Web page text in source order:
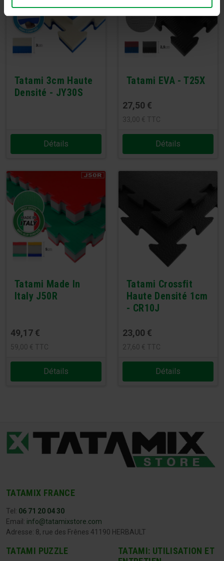
Tatami 3cm Haute
Densité - JY30S
Détails
Tatami EVA - T25X
27,50 €
33,00 € TTC
Détails
Tatami Made In
Italy J50R
49,17 €
59,00 € TTC
Détails
Tatami Crossfit
Haute Densité 1cm
- CR10J
23,00 €
27,60 € TTC
Détails
TATAMIX FRANCE
Tel: 06 71 20 04 30
Email: info@tatamixstore.com
Adresse: 8, rue des Frênes 41190 HERBAULT
TATAMI PUZZLE
TATAMI: UTILISATION ET